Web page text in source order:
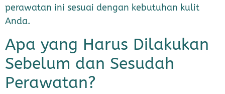
perawatan ini sesuai dengan kebutuhan kulit
Anda.
Apa yang Harus Dilakukan
Sebelum dan Sesudah
Perawatan?